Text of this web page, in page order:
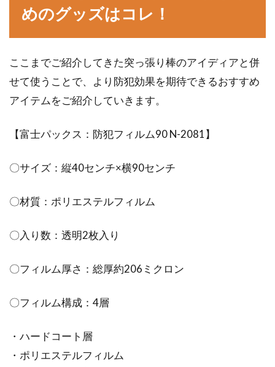
めのグッズはコレ！
ここまでご紹介してきた突っ張り棒のアイディアと併
せて使うことで、より防犯効果を期待できるおすすめ
アイテムをご紹介していきます。
【富士パックス：防犯フィルム90 N-2081】
〇サイズ：縦40センチ×横90センチ
〇材質：ポリエステルフィルム
〇入り数：透明2枚入り
〇フィルム厚さ：総厚約206ミクロン
〇フィルム構成：4層
・ハードコート層
・ポリエステルフィルム